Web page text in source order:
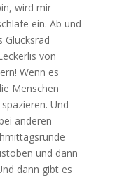
wird mir
ein. Ab und
Glücksrad
von
Wenn es
Menschen
Und
anderen
und dann
dann gibt es